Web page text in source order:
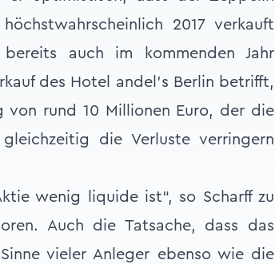
2017 verkauft
auch im kommenden Jahr
des Hotel andel’s Berlin betrifft,
rund 10 Millionen Euro, der die
die Verluste ver­ringern
wenig liquide ist“, so Scharff zu
Auch die Tatsache, dass das
vieler Anleger ebenso wie die